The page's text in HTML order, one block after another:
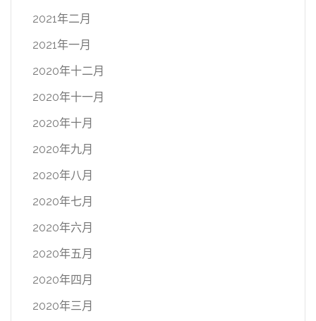
2021年二月
2021年一月
2020年十二月
2020年十一月
2020年十月
2020年九月
2020年八月
2020年七月
2020年六月
2020年五月
2020年四月
2020年三月